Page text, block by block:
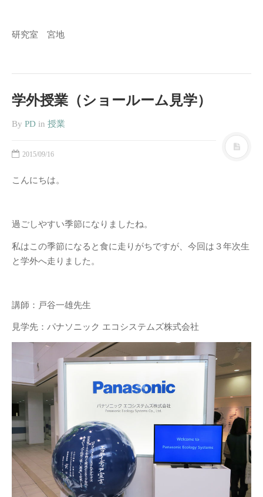
研究室 宮地
学外授業（ショールーム見学）
By PD in 授業
2015/09/16
こんにちは。
過ごしやすい季節になりましたね。
私はこの季節になると食に走りがちですが、今回は３年次生
と学外へ走りました。
講師：戸谷一雄先生
見学先：パナソニック エコシステムズ株式会社